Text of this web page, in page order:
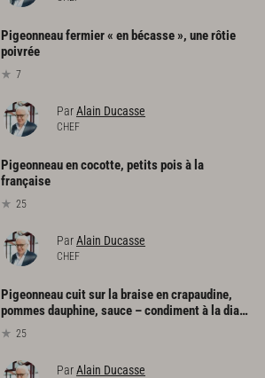
Pigeonneau fermier « en bécasse », une rôtie
poivrée
7
ParAlain Ducasse
CHEF
Pigeonneau en cocotte, petits pois à la
française
25
ParAlain Ducasse
CHEF
Pigeonneau cuit sur la braise en crapaudine,
pommes dauphine, sauce – condiment à la diable
25
ParAlain Ducasse